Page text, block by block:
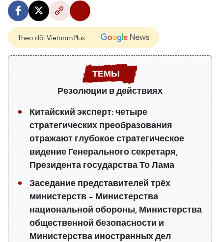
Theo dõi VietnamPlus
Резолюции в действиях
Китайский эксперт: четыре
стратегических преобразования
отражают глубокое стратегическое
видение Генерального секретаря,
Президента государства То Лама
Заседание представителей трёх
министерств – Министерства
национальной обороны, Министерства
общественной безопасности и
Министерства иностранных дел